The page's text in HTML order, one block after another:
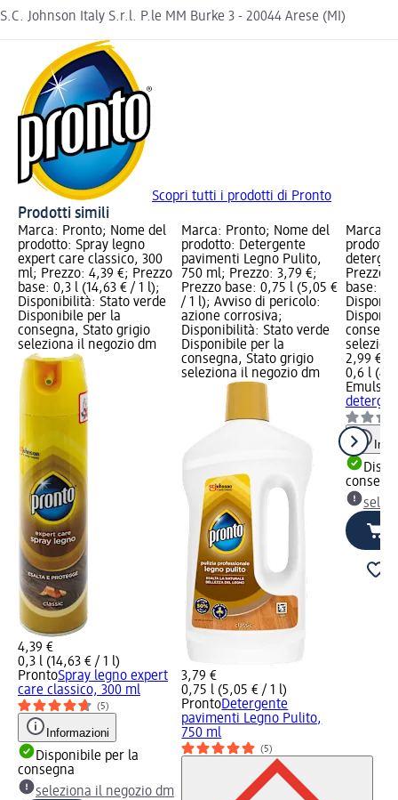
S.C. Johnson Italy S.r.l. P.le MM Burke 3 - 20044 Arese (MI)
Scopri tutti i prodotti di Pronto
Prodotti simili
Marca: Pronto; Nome del
prodotto: Spray legno
expert care classico, 300
ml; Prezzo: 4,39 €; Prezzo
base: 0,3 l (14,63 € / 1 l);
Disponibilità: Stato verde
Disponibile per la
consegna, Stato grigio
seleziona il negozio dm
4,39 €
0,3 l (14,63 € / 1 l)
ProntoSpray legno expert
care classico, 300 ml
(5)
Informazioni
Disponibile per la
consegna
seleziona il negozio dm
Marca: Pronto; Nome del
prodotto: Detergente
pavimenti Legno Pulito,
750 ml; Prezzo: 3,79 €;
Prezzo base: 0,75 l (5,05 €
/ 1 l); Avviso di pericolo:
azione corrosiva;
Disponibilità: Stato verde
Disponibile per la
consegna, Stato grigio
seleziona il negozio dm
3,79 €
0,75 l (5,05 € / 1 l)
ProntoDetergente
pavimenti Legno Pulito,
750 ml
(5)
Marca:
Prezzo:
base:
2,99 €
0,6 l
Emulsio